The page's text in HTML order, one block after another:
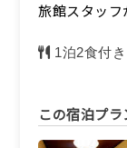
旅館スタッフ
1泊2食付き
この宿泊プ